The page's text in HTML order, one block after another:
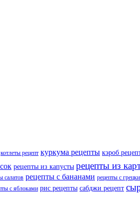
котлеты рецепт куркума рецепты кэроб
рецепты из капусты рецепты из
салатов рецепты с бананами рецепты с
с яблоками рис рецепты сабджи рецепт